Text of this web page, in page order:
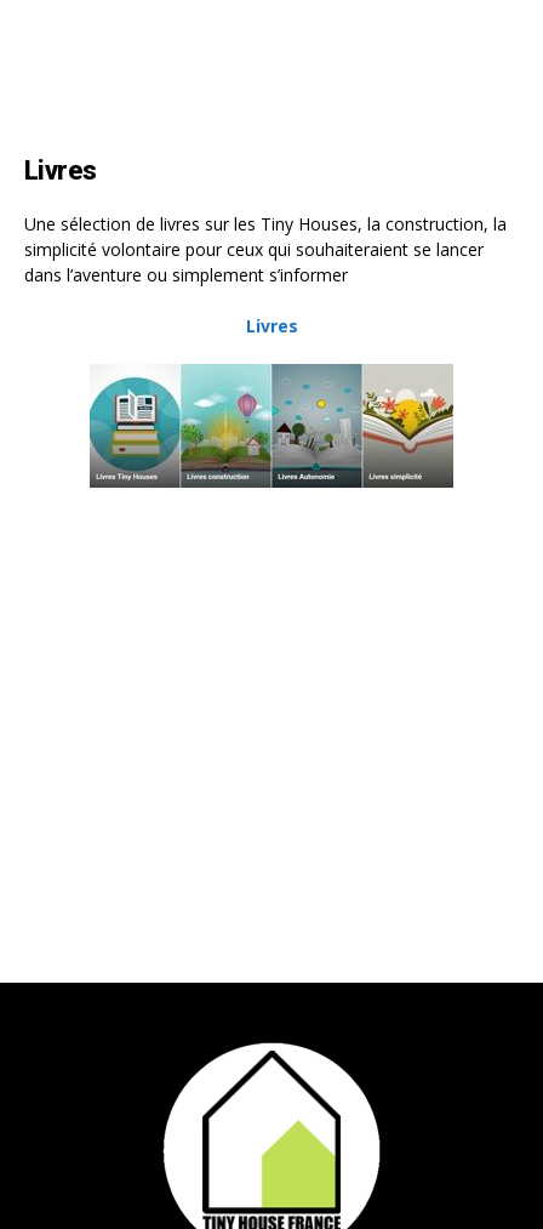
Livres
Une sélection de livres sur les Tiny Houses, la construction, la
simplicité volontaire pour ceux qui souhaiteraient se lancer
dans l’aventure ou simplement s’informer
Livres